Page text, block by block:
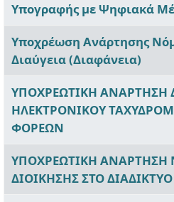
Υπογραφής με Ψηφιακά
Υποχρέωση Ανάρτησης
Διαύγεια (Διαφάνεια)
ΥΠΟΧΡΕΩΤΙΚΗ ΑΝΑΡΤΗΣΗ
ΗΛΕΚΤΡΟΝΙΚΟΥ
ΦΟΡΕΩΝ
ΥΠΟΧΡΕΩΤΙΚΗ
ΔΙΟΙΚΗΣΗΣ ΣΤΟ